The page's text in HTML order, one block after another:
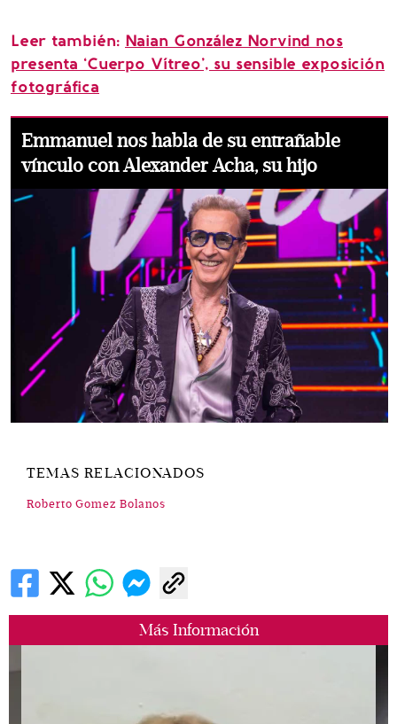
Más Información
Leer también: Naian González Norvind nos
presenta ‘Cuerpo Vítreo’, su sensible exposición
fotográfica
Emmanuel nos habla de su entrañable
vínculo con Alexander Acha, su hijo
TEMAS RELACIONADOS
Roberto Gomez Bolanos